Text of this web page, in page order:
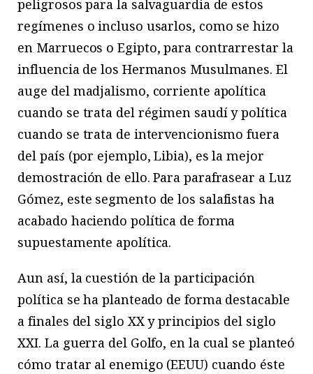
peligrosos para la salvaguardia de estos
regímenes o incluso usarlos, como se hizo
en Marruecos o Egipto, para contrarrestar la
influencia de los Hermanos Musulmanes. El
auge del madjalismo, corriente apolítica
cuando se trata del régimen saudí y política
cuando se trata de intervencionismo fuera
del país (por ejemplo, Libia), es la mejor
demostración de ello. Para parafrasear a Luz
Gómez, este segmento de los salafistas ha
acabado haciendo política de forma
supuestamente apolítica.
Aun así, la cuestión de la participación
política se ha planteado de forma destacable
a finales del siglo XX y principios del siglo
XXI. La guerra del Golfo, en la cual se planteó
cómo tratar al enemigo (EEUU) cuando éste